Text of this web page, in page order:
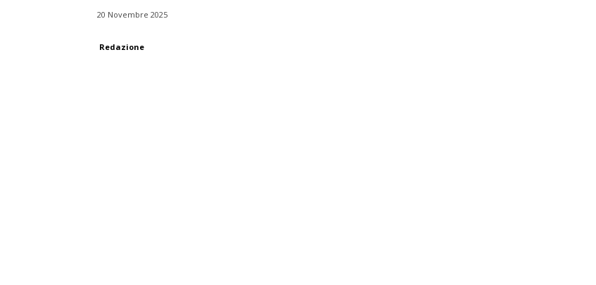
20 Novembre 2025
Redazione